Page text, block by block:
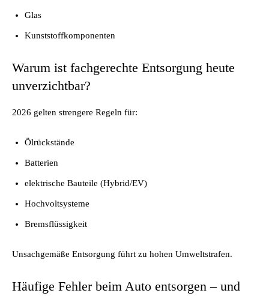
Glas
Kunststoffkomponenten
Warum ist fachgerechte Entsorgung heute
unverzichtbar?
2026 gelten strengere Regeln für:
Ölrückstände
Batterien
elektrische Bauteile (Hybrid/EV)
Hochvoltsysteme
Bremsflüssigkeit
Unsachgemäße Entsorgung führt zu hohen Umweltstrafen.
Häufige Fehler beim Auto entsorgen – und